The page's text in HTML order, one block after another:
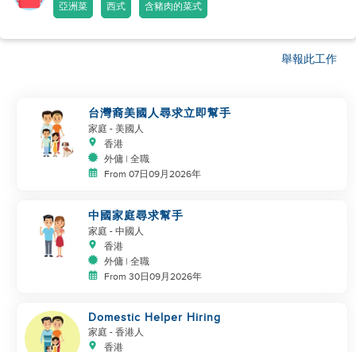
亞洲菜 西式 含豬肉的菜式
舉報此工作
台灣裔美國人尋求立即幫手
家庭 - 美國人
香港
外傭 | 全職
From 07日09月2026年
中國家庭尋求幫手
家庭 - 中國人
香港
外傭 | 全職
From 30日09月2026年
Domestic Helper Hiring
家庭 - 香港人
香港